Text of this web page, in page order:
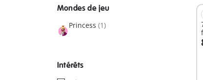
Mondes de jeu
Princess (1)
Intérêts